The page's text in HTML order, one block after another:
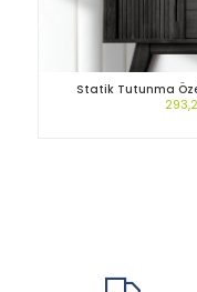
Statik Tutunma